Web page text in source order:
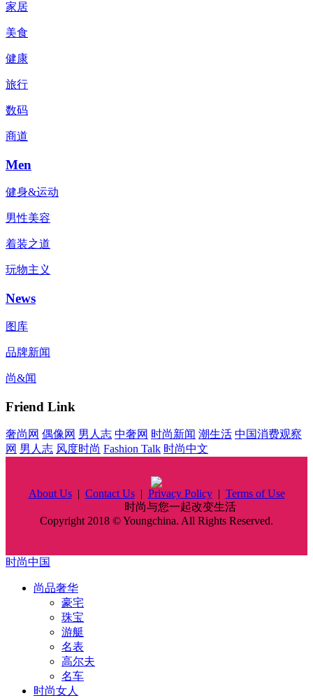
家居
美食
健康
旅行
数码
商道
Men
健身&运动
男性美容
着装之道
玩物主义
News
图库
品牌新闻
尚&闻
Friend Link
奢尚网 偶像网 男人志 中奢网 时尚新闻 潮生活 中国消费观察
网 男人志 风度时尚 Fashion Talk 时尚中文
About Us| Contact Us| Privacy Policy| Terms of Use
时尚与您一起改变生活
Copyright 2018 © Youngchina. All Rights Reserved.
时尚中国
尚品奢华
豪宅
珠宝
游艇
名表
高尔夫
名车
时尚女人